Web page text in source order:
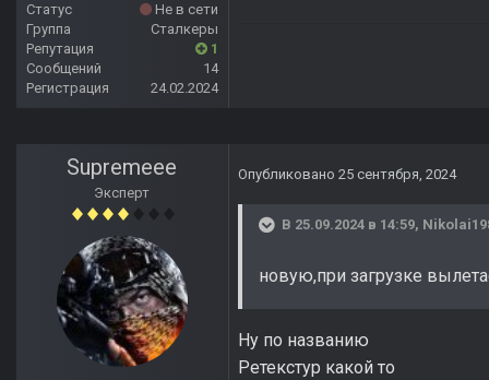
Статус
Не в сети
Группа
Сталкеры
Репутация
1
Сообщений
14
Регистрация
24.02.2024
Supremeee
Эксперт
Опубликовано 25 сентября, 2024
В 25.09.2024 в 14:59,
новую,при загрузке
Ну по названию
Ретекстур какой то